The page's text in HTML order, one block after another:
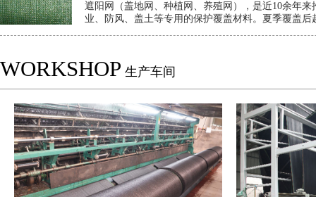
遮阳网（盖地网、种植网、养殖网），是近10余年
业、防风、盖土等专用的保护覆盖材料。夏季覆盖后
WORKSHOP 生产车间